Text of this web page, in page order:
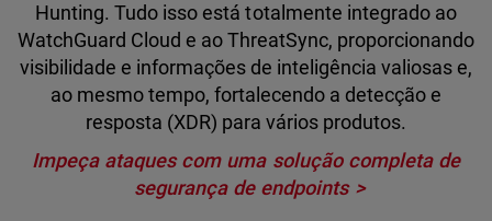
Hunting. Tudo isso está totalmente integrado ao
WatchGuard Cloud e ao ThreatSync, proporcionando
visibilidade e informações de inteligência valiosas e,
ao mesmo tempo, fortalecendo a detecção e
resposta (XDR) para vários produtos.
Impeça ataques com uma solução completa de
segurança de endpoints